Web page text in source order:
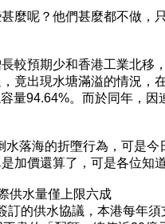
麼呢？他們甚麼都不做，
較預期少和香港工業北
竟出現水塘滿溢的情況
量94.64%。而於同年，
落海的折墮行為，可是
加價還算了，可是各位知
供水量僅上限六成
的供水協議，本港每年